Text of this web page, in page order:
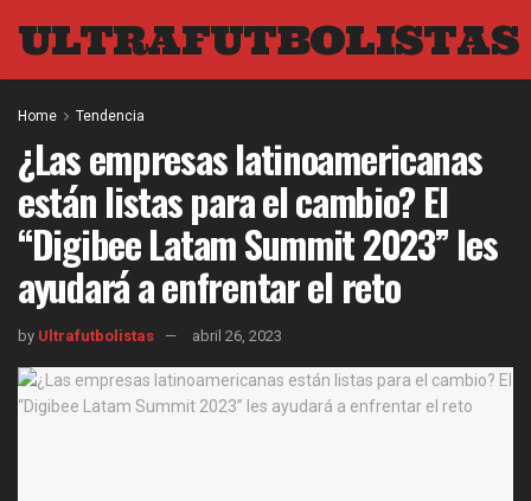
ULTRAFUTBOLISTAS
Home Tendencia
¿Las empresas latinoamericanas
están listas para el cambio? El
“Digibee Latam Summit 2023” les
ayudará a enfrentar el reto
by Ultrafutbolistas abril 26, 2023